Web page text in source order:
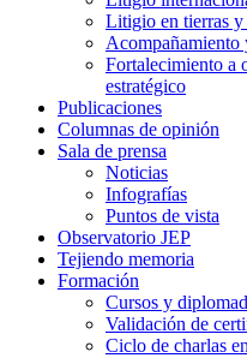
Litigio en tierras y
Acompañamiento
Fortalecimiento a
estratégico
Publicaciones
Columnas de opinión
Sala de prensa
Noticias
Infografías
Puntos de vista
Observatorio JEP
Tejiendo memoria
Formación
Cursos y
Validación de
Ciclo de charlas